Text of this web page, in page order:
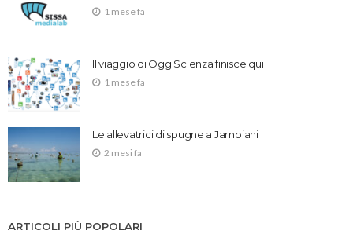
1 mese fa
Il viaggio di OggiScienza finisce qui
1 mese fa
Le allevatrici di spugne a Jambiani
2 mesi fa
ARTICOLI PIÙ POPOLARI